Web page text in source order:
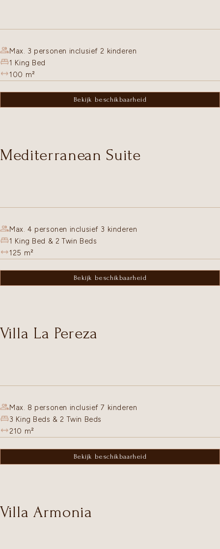
Max. 3 personen inclusief 2 kinderen
1 King Bed
100 m²
Bekijk beschikbaarheid
Mediterranean Suite
Max. 4 personen inclusief 3 kinderen
1 King Bed & 2 Twin Beds
125 m²
Bekijk beschikbaarheid
Villa La Pereza
Max. 8 personen inclusief 7 kinderen
3 King Beds & 2 Twin Beds
210 m²
Bekijk beschikbaarheid
Villa Armonia